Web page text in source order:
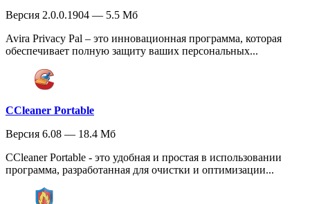
Версия 2.0.0.1904 — 5.5 Мб
Avira Privacy Pal – это инновационная программа, которая
обеспечивает полную защиту ваших персональных...
CCleaner Portable
Версия 6.08 — 18.4 Мб
CCleaner Portable - это удобная и простая в использовании
программа, разработанная для очистки и оптимизации...